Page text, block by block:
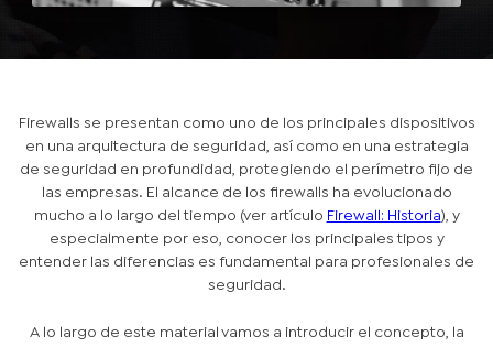
Firewalls se presentan como uno de los principales dispositivos
en una arquitectura de seguridad, así como en una estrategia
de seguridad en profundidad, protegiendo el perímetro fijo de
las empresas. El alcance de los firewalls ha evolucionado
mucho a lo largo del tiempo (ver artículo Firewall: Historia), y
especialmente por eso, conocer los principales tipos y
entender las diferencias es fundamental para profesionales de
seguridad.
A lo largo de este material vamos a introducir el concepto, la